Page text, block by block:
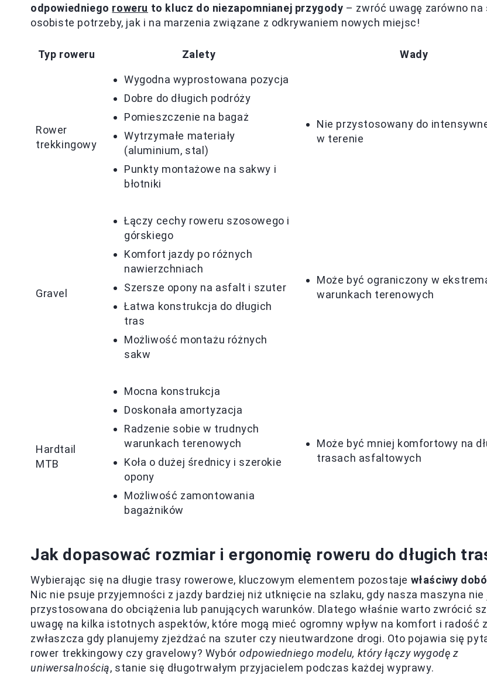
odpowiedniego roweru to klucz do niezapomnianej przygody – zwróć uwagę zarówno na
osobiste potrzeby, jak i na marzenia związane z odkrywaniem nowych miejsc!
Typ roweru Zalety Wady
Rower
trekkingowy
Wygodna wyprostowana pozycja
Dobre do długich podróży
Pomieszczenie na bagaż
Wytrzymałe materiały
(aluminium, stal)
Punkty montażowe na sakwy i
błotniki
Nie przystosowany do
w terenie
Gravel
Łączy cechy roweru szosowego i
górskiego
Komfort jazdy po różnych
nawierzchniach
Szersze opony na asfalt i szuter
Łatwa konstrukcja do długich
tras
Możliwość montażu różnych
sakw
Może być ograniczony w
warunkach terenowych
Hardtail
MTB
Mocna konstrukcja
Doskonała amortyzacja
Radzenie sobie w trudnych
warunkach terenowych
Koła o dużej średnicy i szerokie
opony
Możliwość zamontowania
bagażników
Może być mniej komfortowy na
trasach asfaltowych
Jak dopasować rozmiar i ergonomię roweru do długich
Wybierając się na długie trasy rowerowe, kluczowym elementem pozostaje właściwy
Nic nie psuje przyjemności z jazdy bardziej niż utknięcie na szlaku, gdy nasza maszyna nie
przystosowana do obciążenia lub panujących warunków. Dlatego właśnie warto zwrócić
uwagę na kilka istotnych aspektów, które mogą mieć ogromny wpływ na komfort i radość
zwłaszcza gdy planujemy zjeżdżać na szuter czy nieutwardzone drogi. Oto pojawia się
rower trekkingowy czy gravelowy? Wybórodpowiedniego modelu, który łączy wygodę z
uniwersalnością, stanie się długotrwałym przyjacielem podczas każdej wyprawy.